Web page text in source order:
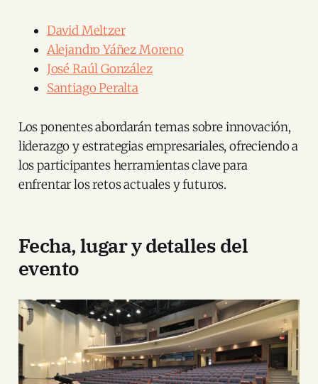
David Meltzer
Alejandro Yáñez Moreno
José Raúl González
Santiago Peralta
Los ponentes abordarán temas sobre innovación,
liderazgo y estrategias empresariales, ofreciendo a
los participantes herramientas clave para
enfrentar los retos actuales y futuros.
Fecha, lugar y detalles del
evento